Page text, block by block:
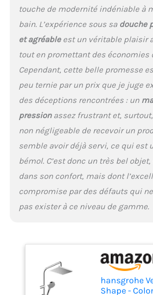
Changement de
tourner le
pommeau pour
de jet Plus de
flexible de
1,60 m pour
douche
touche de modernité indéniable à
bain. L’expérience sous sa douche
et agréableest un véritable plaisir
tout en promettant des économies
Cependant, cette belle promesse
peu ternie par un prix que je juge
des déceptions rencontrées : un
pressionassez frustrant et,
non négligeable de recevoir un
semble avoir déjà servi, ce qui est
bémol. C’est donc un très bel
dans son confort, mais dont
compromise par des défauts qui
pas exister à ce niveau de gamme.
hansgrohe
Shape -